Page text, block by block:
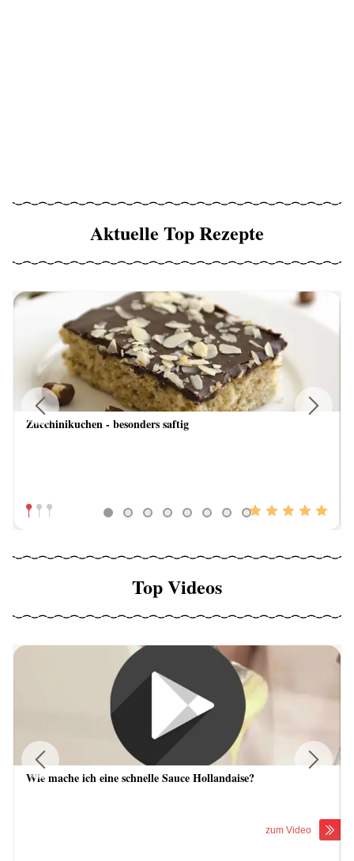
Aktuelle Top Rezepte
Zucchinikuchen - besonders saftig
Previous
Top Videos
Wie mache ich eine schnelle Sauce Hollandaise?
zum Video
Previous